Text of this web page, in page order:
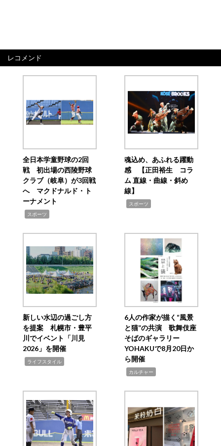
レコメンド
全日本学童野球の2回
戦 初出場の西陵野球
クラブ（岐阜）が3回戦
へ マクドナルド・ト
ーナメント
スポーツ
魂込め、あふれる躍動
感 【正田裕生 コラ
ム 直線・曲線・斜め
線】
スポーツ
新しい水辺の過ごし方
を提案 札幌市・豊平
川でイベント「川見
2026」を開催
ライフスタイル
6人の作家が描く“風景
と猫”の共演 歌舞伎座
そばのギャラリー
YOHAKUで8月20日か
ら開催
カルチャー